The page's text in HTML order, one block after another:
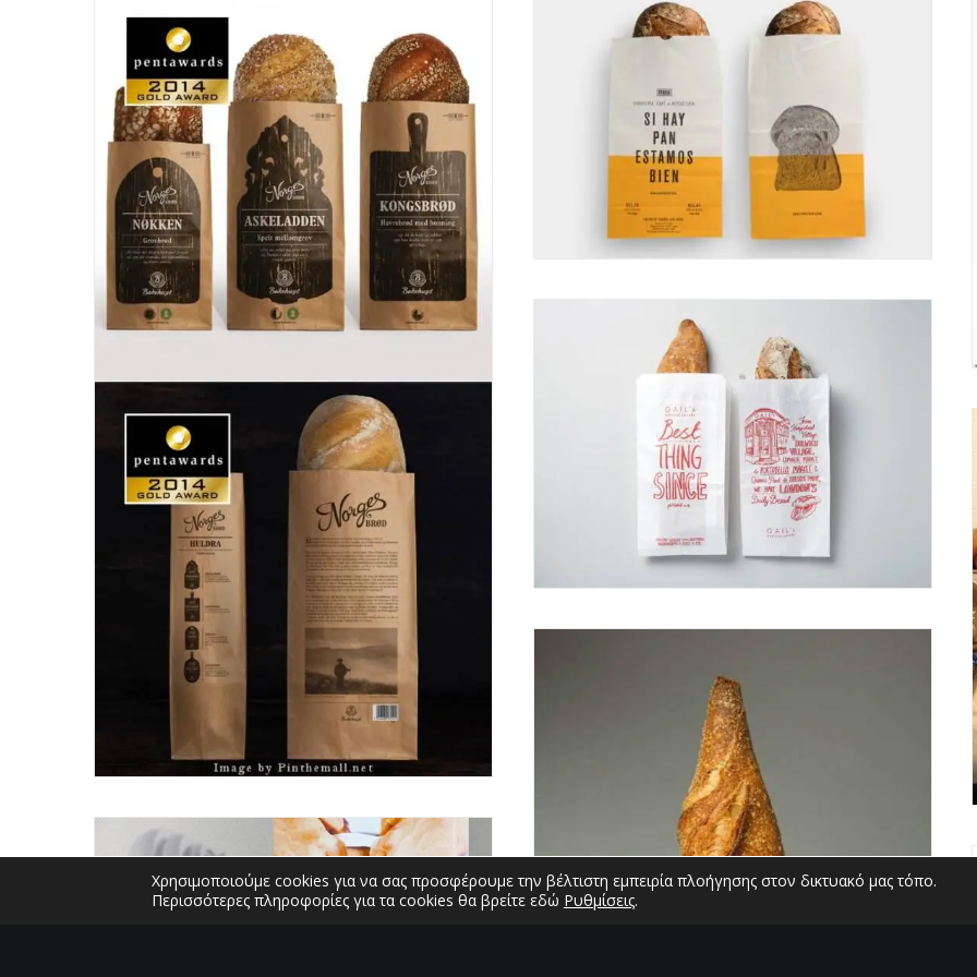
Χρησιμοποιούμε cookies για να σας προσφέρουμε την βέλτιστη εμπειρία πλοήγησης στον δικτυακό μας τόπο.
Περισσότερες πληροφορίες για τα cookies θα βρείτε εδώ Ρυθμίσεις.